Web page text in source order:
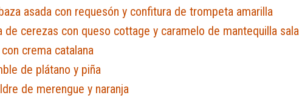
asada con requesón y confitura de trompeta amarilla
de cerezas con queso cottage y caramelo de mantequilla
crema catalana
de plátano y piña
de merengue y naranja